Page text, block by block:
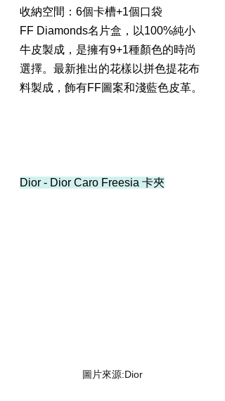
收納空間：6個卡槽+1個口袋
FF Diamonds名片盒，以100%純小
牛皮製成，是擁有9+1種顏色的時尚
選擇。最新推出的花樣以拼色提花布
料製成，飾有FF圖案和淺藍色皮革。
Dior - Dior Caro Freesia 卡夾
圖片來源:Dior